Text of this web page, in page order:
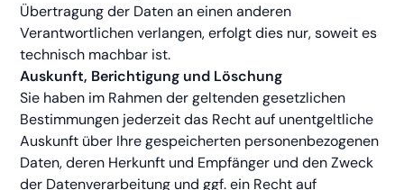
Übertragung der Daten an einen anderen
Verantwortlichen verlangen, erfolgt dies nur, soweit es
technisch machbar ist.
Auskunft, Berichtigung und Löschung
Sie haben im Rahmen der geltenden gesetzlichen
Bestimmungen jederzeit das Recht auf unentgeltliche
Auskunft über Ihre gespeicherten personenbezogenen
Daten, deren Herkunft und Empfänger und den Zweck
der Datenverarbeitung und ggf. ein Recht auf